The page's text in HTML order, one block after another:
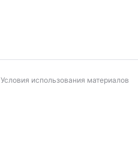
Условия использования материалов